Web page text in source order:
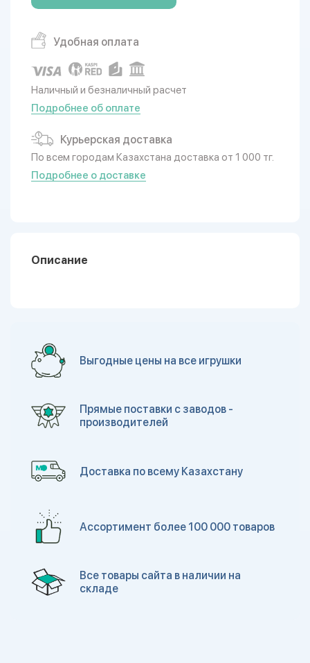
Удобная оплата
Наличный и безналичный расчет
Подробнее об оплате
Курьерская доставка
По всем городам Казахстана доставка от 1 000 тг.
Подробнее о доставке
Описание
Выгодные цены на все игрушки
Прямые поставки с заводов -
производителей
Доставка по всему Казахстану
Ассортимент более 100 000 товаров
Все товары сайта в наличии на
складе